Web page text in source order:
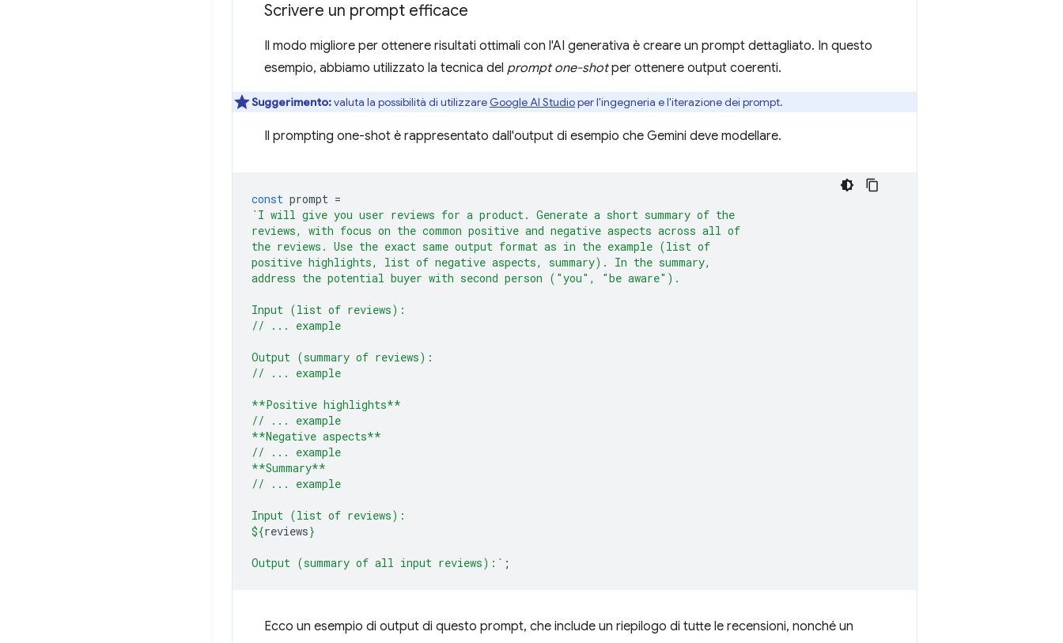
Scrivere un prompt efficace
Il modo migliore per ottenere risultati ottimali con l'AI generativa è creare un prompt dettagliato. In questo
esempio, abbiamo utilizzato la tecnica del prompt one-shotper ottenere output coerenti.
Suggerimento:valuta la possibilità di utilizzare Google AI Studioper l'ingegneria e l'iterazione dei prompt.
Il prompting one-shot è rappresentato dall'output di esempio che Gemini deve modellare.
const prompt =
`I will give you user reviews for a product. Generate a short summary of the
reviews, with focus on the common positive and negative aspects across all of
the reviews. Use the exact same output format as in the example (list of
positive highlights, list of negative aspects, summary). In the summary,
address the potential buyer with second person ("you", "be aware").
Input (list of reviews):
// ... example
Output (summary of reviews):
// ... example
**Positive highlights**
// ... example
**Negative aspects**
// ... example
**Summary**
// ... example
Input (list of reviews):
${reviews}
Output (summary of all input reviews):` ;
Ecco un esempio di output di questo prompt, che include un riepilogo di tutte le recensioni, nonché un